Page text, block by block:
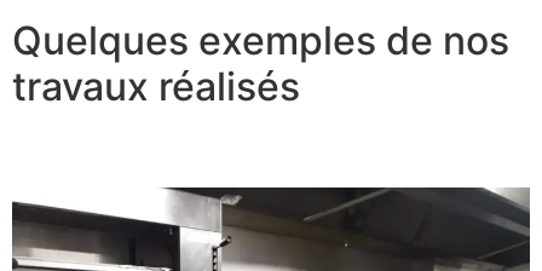
Quelques exemples de nos
travaux réalisés